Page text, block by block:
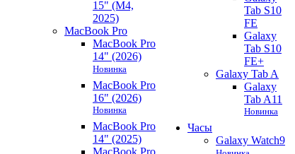
15" (M4,
2025)
MacBook Pro
MacBook Pro
14" (2026)
Новинка
MacBook Pro
16" (2026)
Новинка
MacBook Pro
14" (2025)
MacBook Pro
Tab S10
FE
Galaxy
Tab S10
FE+
Galaxy Tab A
Galaxy
Tab A11
Новинка
Часы
Galaxy Watch9